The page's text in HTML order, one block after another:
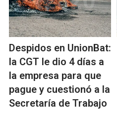
Despidos en UnionBat:
la CGT le dio 4 días a
la empresa para que
pague y cuestionó a la
Secretaría de Trabajo